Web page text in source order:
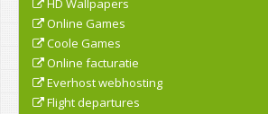
Online Games
Coole Games
Online facturatie
Everhost webhosting
Flight departures